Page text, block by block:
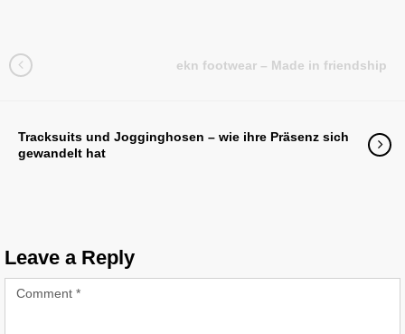
ekn footwear – Made in friendship
Tracksuits und Jogginghosen – wie ihre Präsenz sich
gewandelt hat
Leave a Reply